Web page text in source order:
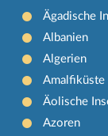
Ägadische
Albanien
Algerien
Amalfiküste
Äolische
Azoren